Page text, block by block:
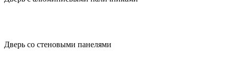
Дверь со стеновыми панелями